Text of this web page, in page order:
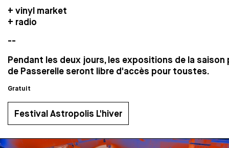
+ vinyl market
+ radio
--
Pendant les deux jours, les expositions de la saison
de Passerelle seront libre d'accès pour toustes.
Gratuit
Festival Astropolis L'hiver